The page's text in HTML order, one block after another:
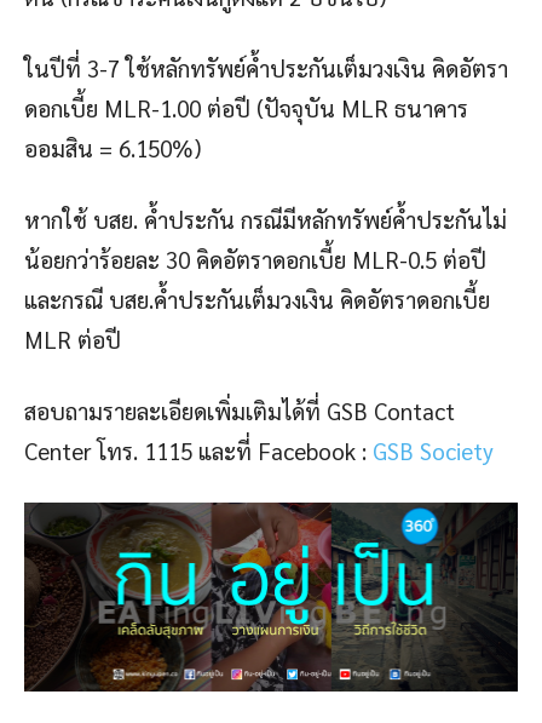
ในปีที่ 3-7 ใช้หลักทรัพย์ค้ำประกันเต็มวงเงิน คิดอัตรา
ดอกเบี้ย MLR-1.00 ต่อปี (ปัจจุบัน MLR ธนาคาร
ออมสิน = 6.150%)
หากใช้ บสย. ค้ำประกัน กรณีมีหลักทรัพย์ค้ำประกันไม่
น้อยกว่าร้อยละ 30 คิดอัตราดอกเบี้ย MLR-0.5 ต่อปี
และกรณี บสย.ค้ำประกันเต็มวงเงิน คิดอัตราดอกเบี้ย
MLR ต่อปี
สอบถามรายละเอียดเพิ่มเติมได้ที่ GSB Contact
Center โทร. 1115 และที่ Facebook : GSB Society